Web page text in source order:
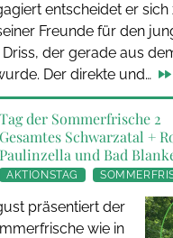
entscheidet er sich
Freunde für den
der gerade aus
Der direkte und…
Tag der Sommerfrische 2
Gesamtes Schwarzatal +
Paulinzella und Bad
AKTIONSTAG
präsentiert der
wie in